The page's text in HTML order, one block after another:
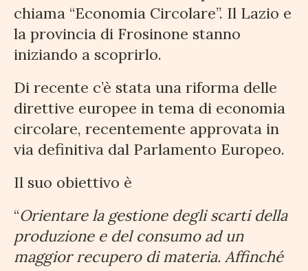
chiama “Economia Circolare”. Il Lazio e
la provincia di Frosinone stanno
iniziando a scoprirlo.
Di recente c’è stata una riforma delle
direttive europee in tema di economia
circolare, recentemente approvata in
via definitiva dal Parlamento Europeo.
Il suo obiettivo è
“Orientare la gestione degli scarti della
produzione e del consumo ad un
maggior recupero di materia. Affinché